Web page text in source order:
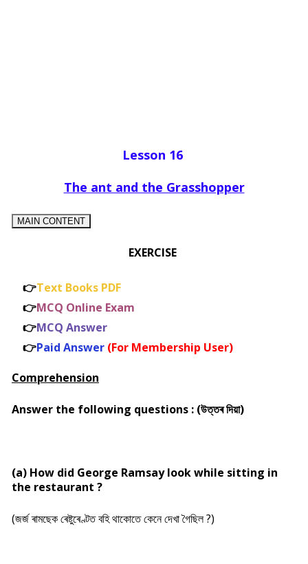
Lesson 16
The ant and the Grasshopper
MAIN CONTENT
EXERCISE
👉Text Books PDF
👉MCQ Online Exam
👉MCQ Answer
👉Paid Answer (For Membership User)
Comprehension
Answer the following questions : (উত্তৰ দিয়া)
(a) How did George Ramsay look while sitting in
the restaurant ?
(জর্জ ৰামছেক ৰেষ্টুৰেণ্টত বহি থাকোতে কেনে দেখা গৈছিল ?)